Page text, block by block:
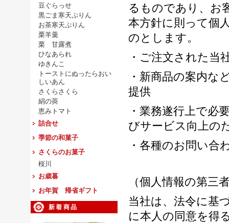
豆ぐらっせ
黒ごま寒天ぷりん
お茶寒天ぷりん
栗羊羹
栗 甘露煮
ひなあられ
ゆきんこ
トーストにぬったらおい
しいあん
さくらさくら
絹の莢
恵みトマト
詰合せ
季節の和菓子
さくらのお菓子
桜川
お歳暮
お年賀 帰省ギフト
新着商品
るものであり、お
本方針に則って個
のとします。
・ご注文された当
・新商品の案内な
提供
・業務遂行上で必
びサービス向上の
・各種のお問い合
（個人情報の第三
当社は、法令に基
に本人の同意を得